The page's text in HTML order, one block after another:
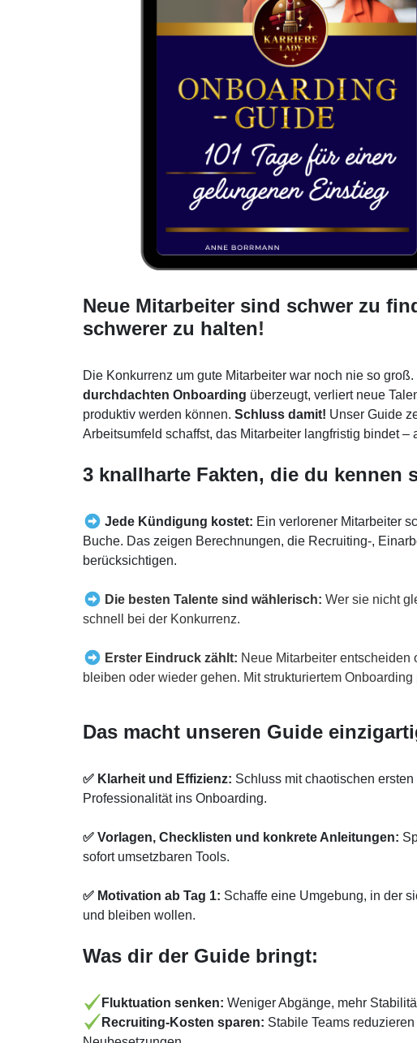
Neue Mitarbeiter sind schwer zu
schwerer zu halten!
Die Konkurrenz um gute Mitarbeiter war noch nie so
durchdachten Onboarding überzeugt, verliert neue
produktiv werden können. Schluss damit! Unser Guide
Arbeitsumfeld schaffst, das Mitarbeiter langfristig bindet
3 knallharte Fakten, die du kennen
Jede Kündigung kostet: Ein verlorener Mitarbeiter
Buche. Das zeigen Berechnungen, die Recruiting-,
berücksichtigen.
Die besten Talente sind wählerisch:Wer sie nicht
schnell bei der Konkurrenz.
Erster Eindruck zählt: Neue Mitarbeiter entscheiden
bleiben oder wieder gehen. Mit strukturiertem Onboarding
Das macht unseren Guide
✅ Klarheit und Effizienz: Schluss mit chaotischen
Professionalität ins Onboarding.
✅ Vorlagen, Checklisten und konkrete Anleitungen:
sofort umsetzbaren Tools.
✅ Motivation ab Tag 1: Schaffe eine Umgebung, in der
und bleiben wollen.
Was dir der Guide bringt:
Fluktuation senken: Weniger Abgänge, mehr
Recruiting-Kosten sparen: Stabile Teams